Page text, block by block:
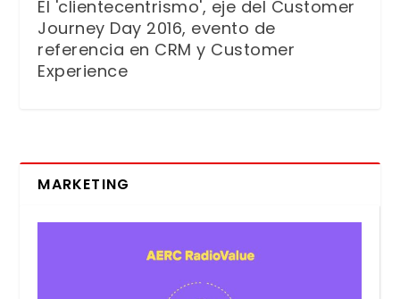
El 'clientecentrismo', eje del Customer
Journey Day 2016, evento de
referencia en CRM y Customer
Experience
MARKETING